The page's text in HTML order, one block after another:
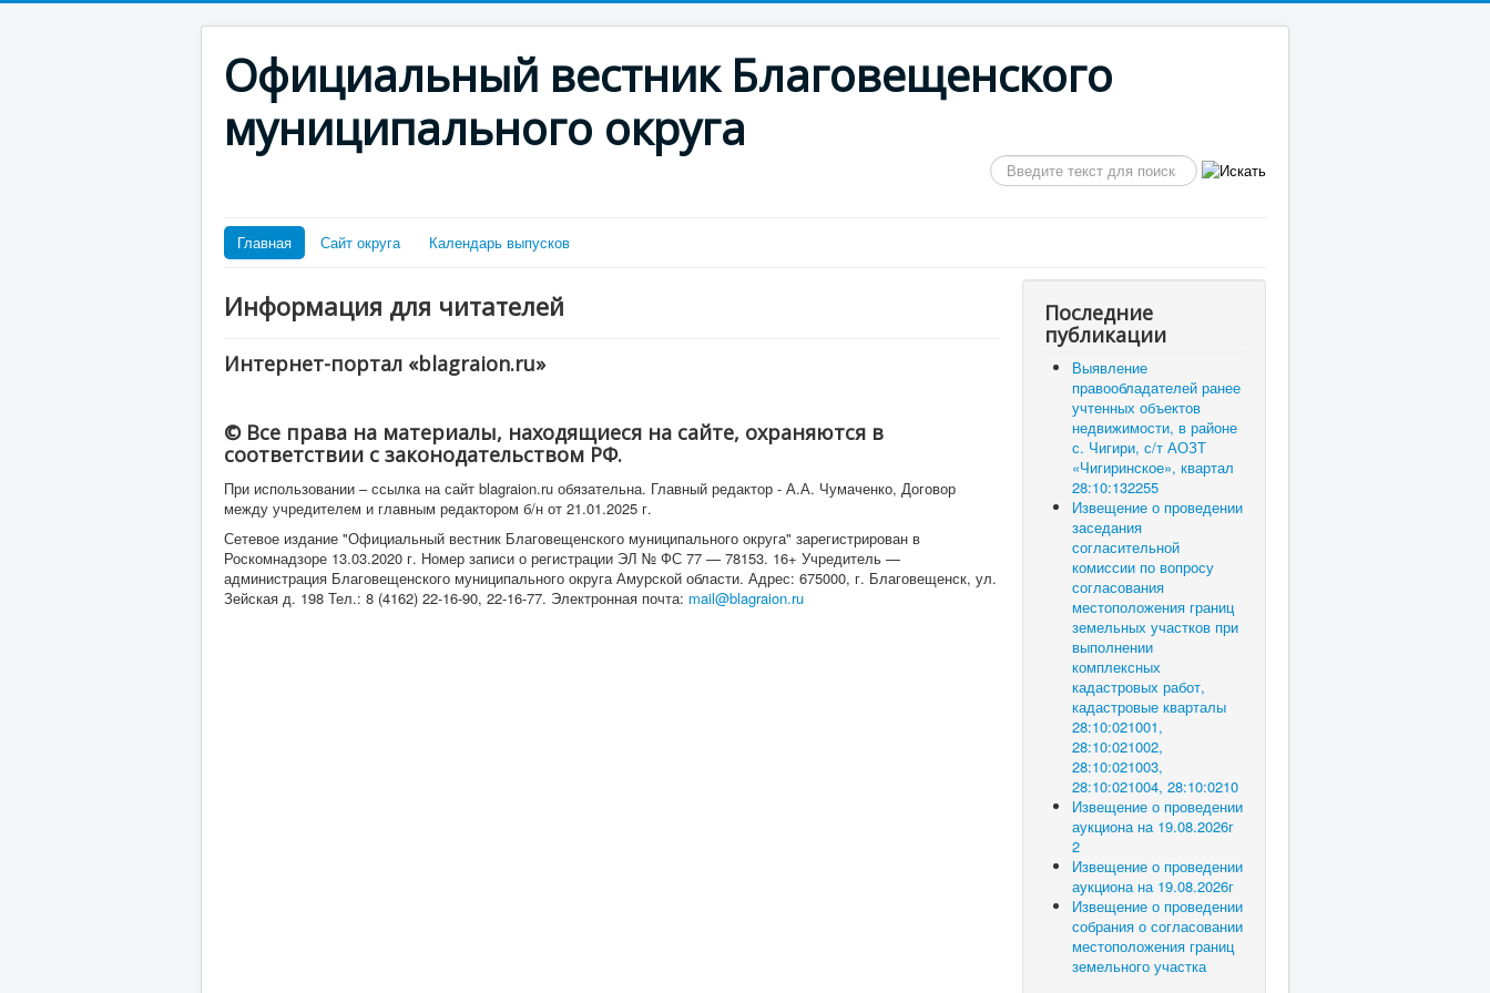
Официальный вестник Благовещенского
муниципального округа
Искать...
Главная Сайт округа Календарь выпусков
Информация для читателей
Интернет-портал «blagraion.ru»
© Все права на материалы, находящиеся на сайте, охраняются в
соответствии с законодательством РФ.
При использовании – ссылка на сайт blagraion.ru обязательна. Главный редактор - А.А. Чумаченко, Договор
между учредителем и главным редактором б/н от 21.01.2025 г.
Сетевое издание "Официальный вестник Благовещенского муниципального округа" зарегистрирован в
Роскомнадзоре 13.03.2020 г. Номер записи о регистрации ЭЛ № ФС 77 — 78153. 16+ Учредитель —
администрация Благовещенского муниципального округа Амурской области. Адрес: 675000, г. Благовещенск, ул.
Зейская д. 198 Тел.: 8 (4162) 22-16-90, 22-16-77. Электронная почта: mail@blagraion.ru
Последние
публикации
Выявление
правообладателей ранее
учтенных объектов
недвижимости, в районе
с. Чигири, с/т АОЗТ
«Чигиринское», квартал
28:10:132255
Извещение о проведении
заседания
согласительной
комиссии по вопросу
согласования
местоположения границ
земельных участков при
выполнении
комплексных
кадастровых работ,
кадастровые кварталы
28:10:021001,
28:10:021002,
28:10:021003,
28:10:021004, 28:10:0210
Извещение о проведении
аукциона на 19.08.2026г
2
Извещение о проведении
аукциона на 19.08.2026г
Извещение о проведении
собрания о согласовании
местоположения границ
земельного участка